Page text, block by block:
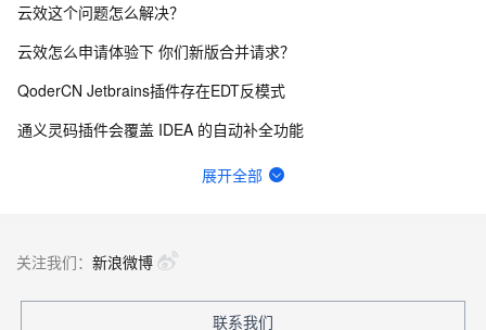
云效这个问题怎么解决？
云效怎么申请体验下 你们新版合并请求？
QoderCN Jetbrains插件存在EDT反模式
通义灵码插件会覆盖 IDEA 的自动补全功能
展开全部
关注我们： 新浪微博
联系我们